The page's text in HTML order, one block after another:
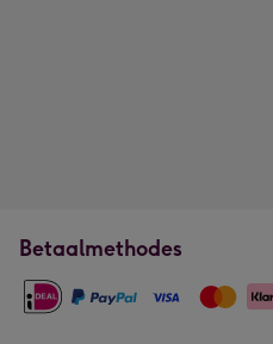
Betaalmethodes